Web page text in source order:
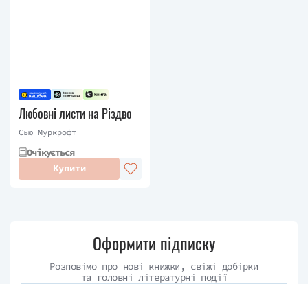
Любовні листи на Різдво
Сью Муркрофт
Очікується
Купити
Оформити підписку
Розповімо про нові книжки, свіжі добірки
та головні літературні події